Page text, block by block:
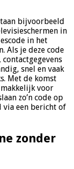
bijvoorbeeld
in
in het
Als je deze code
snel en vaak
Met de komst
makkelijk voor
zo’n code op
via een bericht of
zonder